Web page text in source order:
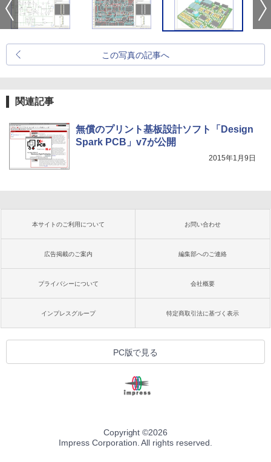
この写真の記事へ
関連記事
無償のプリント基板設計ソフト「Design
Spark PCB」v7が公開
2015年1月9日
本サイトのご利用について お問い合わせ
広告掲載のご案内 編集部へのご連絡
プライバシーについて 会社概要
インプレスグループ 特定商取引法に基づく表示
PC版で見る
Copyright ©2026
Impress Corporation. All rights reserved.